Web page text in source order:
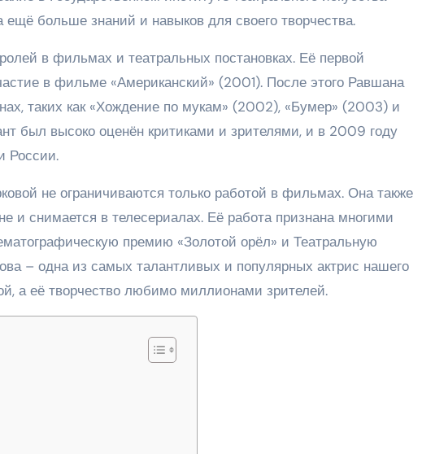
больше знаний и навыков для своего творчества.
в фильмах и театральных постановках. Её первой
в фильме «Американский» (2001). После этого Равшана
таких как «Хождение по мукам» (2002), «Бумер» (2003) и
был высоко оценён критиками и зрителями, и в 2009 году
России.
не ограничиваются только работой в фильмах. Она также
и снимается в телесериалах. Её работа признана многими
премию «Золотой орёл» и Театральную
– одна из самых талантливых и популярных актрис нашего
а её творчество любимо миллионами зрителей.